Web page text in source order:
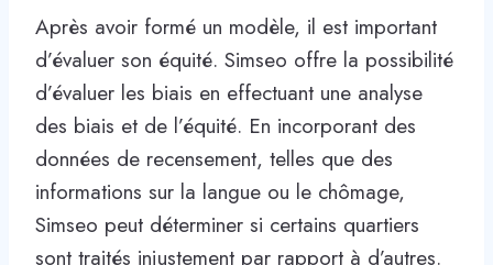
Après avoir formé un modèle, il est important
d’évaluer son équité. Simseo offre la possibilité
d’évaluer les biais en effectuant une analyse
des biais et de l’équité. En incorporant des
données de recensement, telles que des
informations sur la langue ou le chômage,
Simseo peut déterminer si certains quartiers
sont traités injustement par rapport à d’autres.